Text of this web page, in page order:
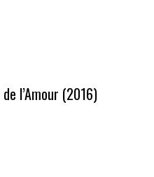
l’Amour (2016)